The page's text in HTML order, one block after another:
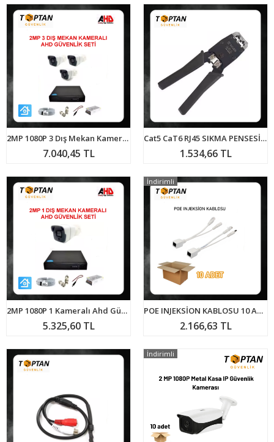
2MP 1080P 3 Dış Mekan Kameralı Ahd Güvenlik Seti ARNA-7143
7.040,45 TL
Cat5 CaT6 RJ45 SIKMA PENSESİ CAT-500 ARNA-6045
1.534,66 TL
2MP 1080P 1 Kameralı Ahd Güvenlik Seti ARNA-7141
5.325,60 TL
POE INJEKSİON KABLOSU 10 ADET EKONOMİK PAKET ARNA-6015
2.166,63 TL
İndirimli
İndirimli